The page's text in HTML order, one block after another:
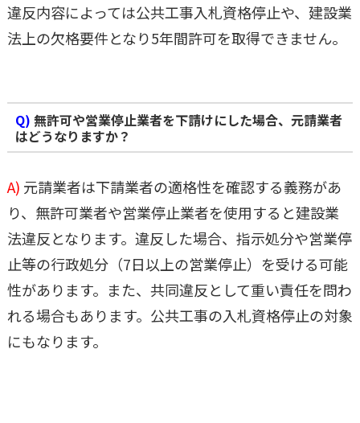
違反内容によっては公共工事入札資格停止や、建設業
法上の欠格要件となり5年間許可を取得できません。
Q) 無許可や営業停止業者を下請けにした場合、元請業者
はどうなりますか？
A) 元請業者は下請業者の適格性を確認する義務があ
り、無許可業者や営業停止業者を使用すると建設業
法違反となります。違反した場合、指示処分や営業停
止等の行政処分（7日以上の営業停止）を受ける可能
性があります。また、共同違反として重い責任を問わ
れる場合もあります。公共工事の入札資格停止の対象
にもなります。